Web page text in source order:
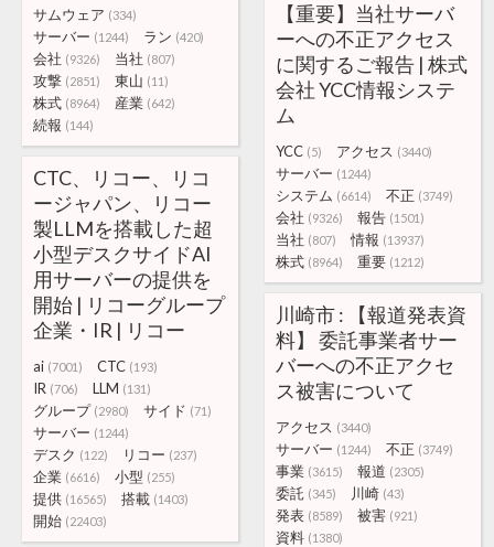
サムウェア (334)
サーバー (1244) ラン (420)
会社 (9326) 当社 (807)
攻撃 (2851) 東山 (11)
株式 (8964) 産業 (642)
続報 (144)
【重要】当社サーバ
ーへの不正アクセス
に関するご報告 | 株式
会社 YCC情報システ
ム
YCC (5) アクセス (3440)
サーバー (1244)
システム (6614) 不正 (3749)
会社 (9326) 報告 (1501)
当社 (807) 情報 (13937)
株式 (8964) 重要 (1212)
CTC、リコー、リコ
ージャパン、リコー
製LLMを搭載した超
小型デスクサイドAI
用サーバーの提供を
開始 | リコーグループ
企業・IR | リコー
ai (7001) CTC (193)
IR (706) LLM (131)
グループ (2980) サイド (71)
サーバー (1244)
デスク (122) リコー (237)
企業 (6616) 小型 (255)
提供 (16565) 搭載 (1403)
開始 (22403)
川崎市 : 【報道発表資
料】 委託事業者サー
バーへの不正アクセ
ス被害について
アクセス (3440)
サーバー (1244) 不正 (3749)
事業 (3615) 報道 (2305)
委託 (345) 川崎 (43)
発表 (8589) 被害 (921)
資料 (1380)